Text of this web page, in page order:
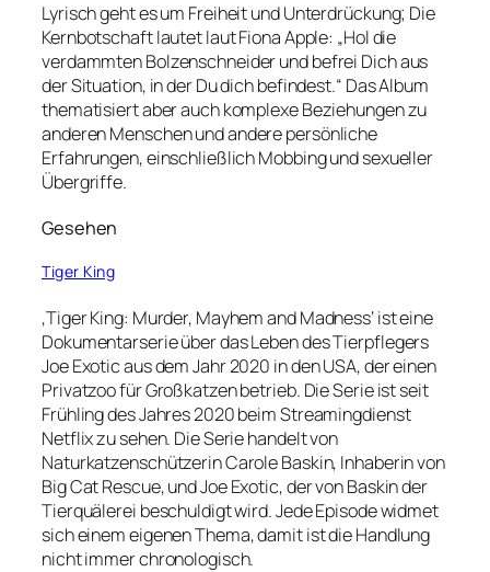
Lyrisch geht es um Freiheit und Unterdrückung; Die
Kernbotschaft lautet laut Fiona Apple: „Hol die
verdammten Bolzenschneider und befrei Dich aus
der Situation, in der Du dich befindest.“ Das Album
thematisiert aber auch komplexe Beziehungen zu
anderen Menschen und andere persönliche
Erfahrungen, einschließlich Mobbing und sexueller
Übergriffe.
Gesehen
Tiger King
‚Tiger King: Murder, Mayhem and Madness‘ ist eine
Dokumentarserie über das Leben des Tierpflegers
Joe Exotic aus dem Jahr 2020 in den USA, der einen
Privatzoo für Großkatzen betrieb. Die Serie ist seit
Frühling des Jahres 2020 beim Streamingdienst
Netflix zu sehen. Die Serie handelt von
Naturkatzenschützerin Carole Baskin, Inhaberin von
Big Cat Rescue, und Joe Exotic, der von Baskin der
Tierquälerei beschuldigt wird. Jede Episode widmet
sich einem eigenen Thema, damit ist die Handlung
nicht immer chronologisch.